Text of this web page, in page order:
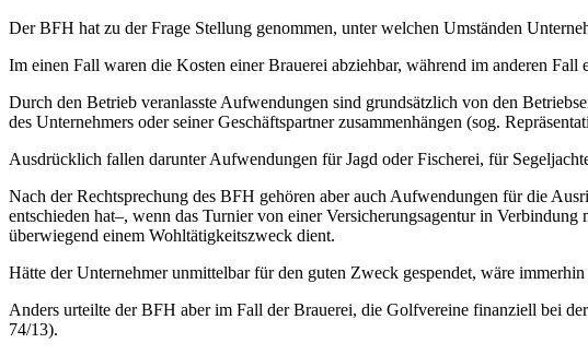
Der BFH hat zu der Frage Stellung genommen, unter welchen Umständen
Im einen Fall waren die Kosten einer Brauerei abziehbar, während im anderen
Durch den Betrieb veranlasste Aufwendungen sind grundsätzlich von den
des Unternehmers oder seiner Geschäftspartner zusammenhängen (sog.
Ausdrücklich fallen darunter Aufwendungen für Jagd oder Fischerei, für
Nach der Rechtsprechung des BFH gehören aber auch Aufwendungen für die
entschieden hat–, wenn das Turnier von einer Versicherungsagentur in
überwiegend einem Wohltätigkeitszweck dient.
Hätte der Unternehmer unmittelbar für den guten Zweck gespendet, wäre
Anders urteilte der BFH aber im Fall der Brauerei, die Golfvereine finanziell bei
74/13).